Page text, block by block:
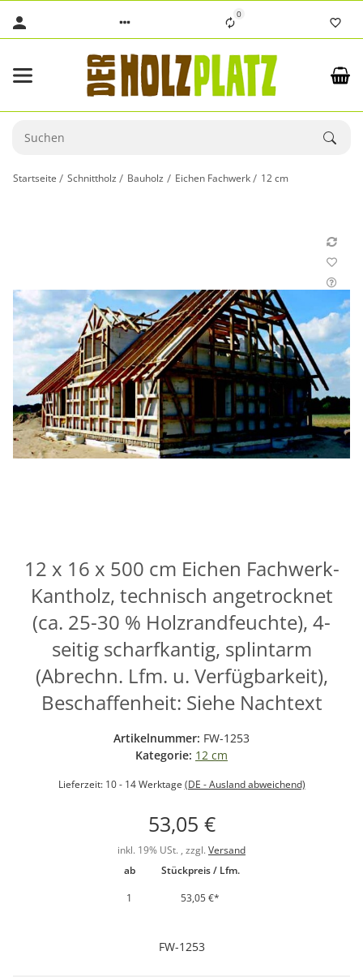
0
Startseite Schnittholz Bauholz Eichen Fachwerk 12 cm
12 x 16 x 500 cm Eichen Fachwerk-
Kantholz, technisch angetrocknet
(ca. 25-30 % Holzrandfeuchte), 4-
seitig scharfkantig, splintarm
(Abrechn. Lfm. u. Verfügbarkeit),
Beschaffenheit: Siehe Nachtext
Artikelnummer: FW-1253
Kategorie: 12 cm
Lieferzeit: 10 - 14 Werktage (DE - Ausland abweichend)
53,05 €
inkl. 19% USt. , zzgl. Versand
ab
Stückpreis / Lfm.
1
53,05 €*
FW-1253